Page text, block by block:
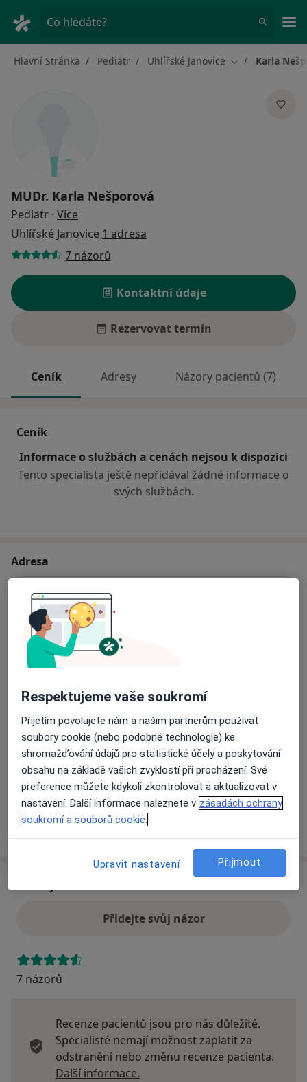
Co hledáte?
Hlavní Stránka Pediatr Uhlířské Janovice Změna města
Karla
MUDr. Karla Nešporová
Pediatr · Více
Uhlířské Janovice 1 adresa
7 názorů
Kontaktní údaje
Rezervovat termín
Ceník Adresy Názory pacientů (7)
Ceník
Informace o službách a cenách nejsou k dispozici
Tento specialista ještě nepřidával žádné informace o
svých službách.
Adresa
Ordinace PL pro děti a dorost
Zdravotnická 108,
Přiblížit mapu
Dostupnost
Na této adrese online kalendář není aktivní
Co mám v takové situaci udělat?
Způsoby platby (soukromé návštěvy)
Na teto adrese lékař přijímá pacienty na pojišťovnu
Detaily
Více
Přidejte svůj názor
7 názorů
Recenze pacientů jsou pro nás důležité.
Specialisté nemají možnost zaplatit za
odstranění nebo změnu recenze pacienta.
Další informace.
Respektujeme vaše soukromí
Přijetím povolujete nám a našim partnerům používat
soubory cookie (nebo podobné technologie) ke
shromažďování údajů pro statistické účely a poskytování
obsahu na základě vašich zvyklostí při procházení. Své
preference můžete kdykoli zkontrolovat a aktualizovat v
nastavení. Další informace naleznete v zásadách ochrany
soukromí a souborů cookie.
Upravit nastavení Přijmout